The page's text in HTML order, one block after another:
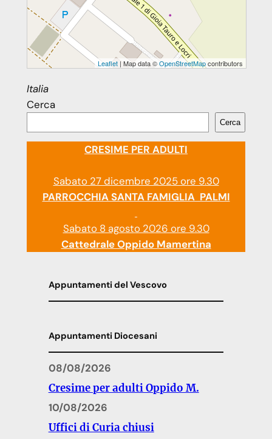
Leaflet | Map data ©OpenStreetMapcontributors
Italia
Cerca
Cerca
CRESIME PER ADULTI
Sabato 27 dicembre 2025 ore 9.30
PARROCCHIA SANTA FAMIGLIA PALMI
Sabato 8 agosto 2026 ore 9.30
Cattedrale Oppido Mamertina
Appuntamenti del Vescovo
Appuntamenti Diocesani
08/08/2026
Cresime per adulti Oppido M.
10/08/2026
Uffici di Curia chiusi